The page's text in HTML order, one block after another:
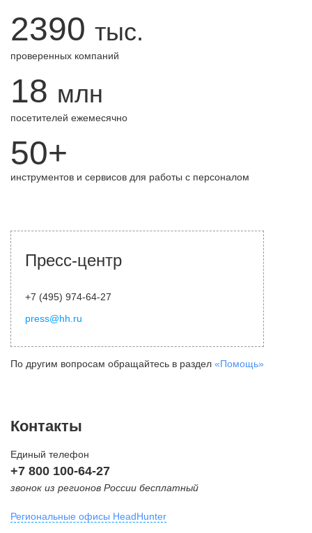
2390 тыс.
проверенных компаний
18 млн
посетителей ежемесячно
50+
инструментов и сервисов для работы с персоналом
Пресс-центр
+7 (495) 974-64-27
press@hh.ru
По другим вопросам обращайтесь в раздел «Помощь»
Контакты
Единый телефон
+7 800 100-64-27
звонок из регионов России бесплатный
Региональные офисы HeadHunter